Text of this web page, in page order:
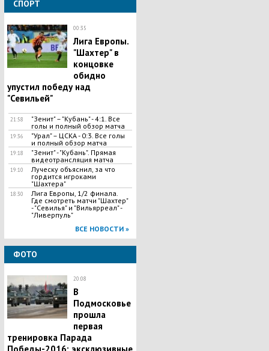
СПОРТ
00:35
Лига Европы.
"Шахтер" в
концовке
обидно
упустил победу над
"Севильей"
21:58
"​Зенит" – "Кубань" - 4:1. Все
голы и полный обзор матча
19:36
"​Урал" – ЦСКА - 0:3. Все голы
и полный обзор матча
19:18
"Зенит" - "Кубань". Прямая
видеотрансляция матча
19:10
Луческу объяснил, за что
гордится игроками
"Шахтера"
18:30
Лига Европы, 1/2 финала.
Где смотреть матчи "Шахтер"
- "Севилья" и "Вильярреал" -
"Ливерпуль"
ВСЕ НОВОСТИ »
ФОТО
20:08
В
Подмосковье
прошла
первая
тренировка Парада